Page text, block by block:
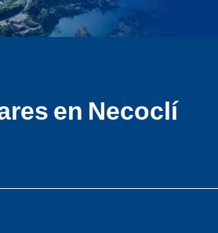
en Necoclí